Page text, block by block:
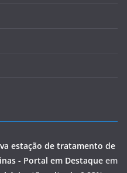
estação de tratamento de
- Portal em Destaque em